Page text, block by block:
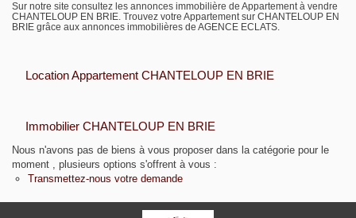
Contact
Sur notre site consultez les annonces immobilière de Appartement à vendre
CHANTELOUP EN BRIE. Trouvez votre Appartement sur CHANTELOUP EN
BRIE grâce aux annonces immobilières de AGENCE ECLATS.
Location Appartement CHANTELOUP EN BRIE
Immobilier CHANTELOUP EN BRIE
Nous n'avons pas de biens à vous proposer dans la catégorie pour le
moment , plusieurs options s'offrent à vous :
Transmettez-nous votre demande